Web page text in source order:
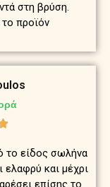
στη βρύση.
προϊόν
το είδος σωλήνα
ελαφρύ και μέχρι
επίσης το